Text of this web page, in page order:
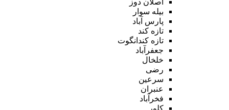
بیله سوار
پارس آباد
تازه کند
تازه کندانگوت
جعفرآباد
خلخال
رضی
سرعین
عنبران
فخرآباد
کلور